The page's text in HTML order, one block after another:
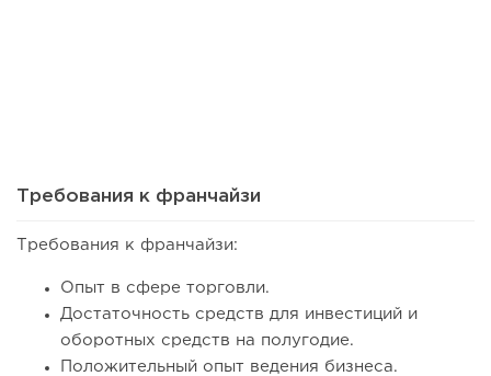
Требования к франчайзи
Требования к франчайзи:
Опыт в сфере торговли.
Достаточность средств для инвестиций и
оборотных средств на полугодие.
Положительный опыт ведения бизнеса.